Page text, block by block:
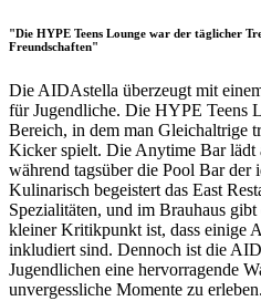
"Die HYPE Teens Lounge war der täglicher
Freundschaften"
Die AIDAstella überzeugt mit
für Jugendliche. Die HYPE Teens
Bereich, in dem man Gleichaltrige
Kicker spielt. Die Anytime Bar lädt
während tagsüber die Pool Bar der
Kulinarisch begeistert das East
Spezialitäten, und im Brauhaus
kleiner Kritikpunkt ist, dass einige
inkludiert sind. Dennoch ist die
Jugendlichen eine hervorragende
unvergessliche Momente zu erleben.